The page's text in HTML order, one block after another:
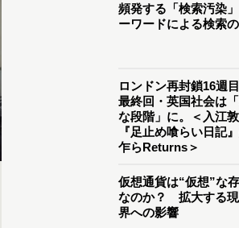
頻発する「検索汚染
ーワードによる検索
ロンドン再封鎖16週目
最終回・英国社会は
な段階」に。＜入江
『足止め喰らい日記
乍らReturns＞
仮想通貨は“仮想”な
なのか？ 拡大する
界への影響